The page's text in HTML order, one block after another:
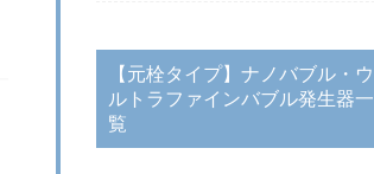
【元栓タイプ】ナノバブル・ウ
ルトラファインバブル発生器一
覧